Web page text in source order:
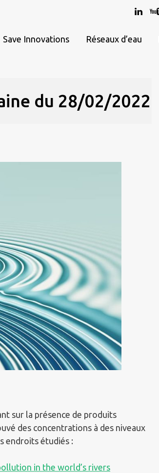
Save Innovations Réseaux d’eau
du 28/02/2022
sur la présence de produits
des concentrations à des niveaux
endroits étudiés :
in the world’s rivers